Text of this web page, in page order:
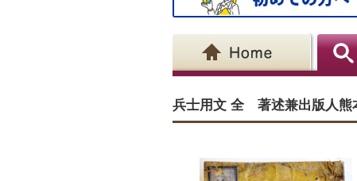
兵士用文 全 著述兼出版人